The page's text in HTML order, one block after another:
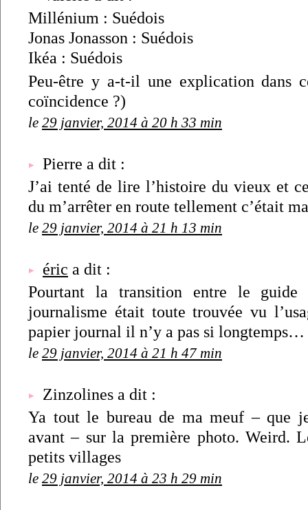
Millénium : Suédois
Jonas Jonasson : Suédois
Ikéa : Suédois
Peu-être y a-t-il une explication dans
coïncidence ?)
le 29 janvier, 2014 à 20 h 33 min
Pierre a dit :
J’ai tenté de lire l’histoire du vieux et
du m’arrêter en route tellement c’était
le 29 janvier, 2014 à 21 h 13 min
éric a dit :
Pourtant la transition entre le
journalisme était toute trouvée vu
papier journal il n’y a pas si
le 29 janvier, 2014 à 21 h 47 min
Zinzolines a dit :
Ya tout le bureau de ma meuf – que
avant – sur la première photo. Weird.
petits villages
le 29 janvier, 2014 à 23 h 29 min